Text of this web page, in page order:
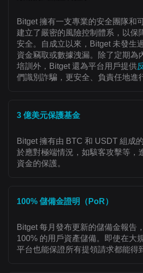
Bitget 擁有一支專業的安全團隊和
建立了嚴密的風險控制體系，以保
安全。自成立以來，Bitget 未發生
資金竊取或數據洩漏。除了定期為
培訓外，Bitget 還為平台用戶提供
們識別詐騙，更安全、負責任地進
3 億美元保護基金
Bitget 擁有由 BTC 和 USDT 組成
於應對極端情況，如駭客攻擊等，
資金的保護。
100% 儲備金證明（PoR）
Bitget 每月發布更新的儲備金報告
100% 的用戶資產儲備。即使在大
平台也能保證所有提領請求都能得